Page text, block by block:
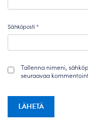
Sähköposti*
Tallenna nimeni,
seuraavaa